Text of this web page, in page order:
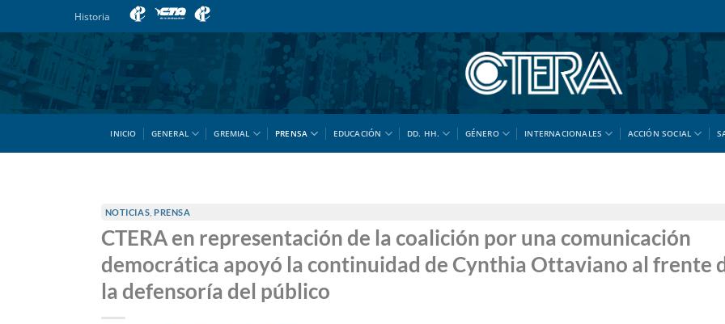
al
contenido
Historia
INICIO GENERAL GREMIAL PRENSA EDUCACIÓN DD. HH. GÉNERO INTERNACIONALES ACCIÓN SOCIAL
NOTICIAS ,PRENSA
CTERA en representación de la coalición por una comunicación
democrática apoyó la continuidad de Cynthia Ottaviano al frente
la defensoría del público